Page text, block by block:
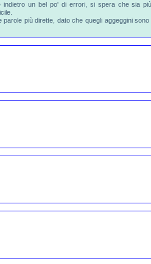
un bel po' di errori, si spera che sia
più dirette, dato che quegli aggeggini